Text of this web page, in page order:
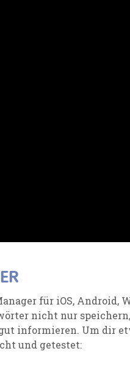
für iOS, Android,
nicht nur
informieren. Um dir
und getestet: